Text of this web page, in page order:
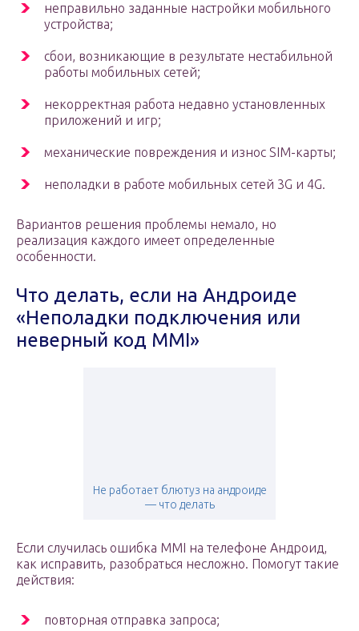
неправильно заданные настройки мобильного
устройства;
сбои, возникающие в результате нестабильной
работы мобильных сетей;
некорректная работа недавно установленных
приложений и игр;
механические повреждения и износ SIM-карты;
неполадки в работе мобильных сетей 3G и 4G.
Вариантов решения проблемы немало, но
реализация каждого имеет определенные
особенности.
Что делать, если на Андроиде
«Неполадки подключения или
неверный код MMI»
Не работает блютуз на андроиде
— что делать
Если случилась ошибка MMI на телефоне Андроид,
как исправить, разобраться несложно. Помогут такие
действия:
повторная отправка запроса;